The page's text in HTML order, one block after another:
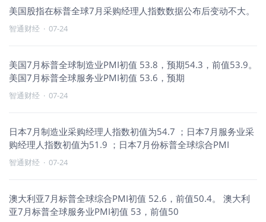
美国股指在标普全球7月采购经理人指数数据公布后变动不大。
智通财经 · 07-24
美国7月标普全球制造业PMI初值 53.8，预期54.3，前值53.9。
美国7月标普全球服务业PMI初值 53.6，预期
智通财经 · 07-24
日本7月制造业采购经理人指数初值为54.7 ；日本7月服务业采
购经理人指数初值为51.9 ；日本7月份标普全球综合PMI
智通财经 · 07-24
澳大利亚7月标普全球综合PMI初值 52.6，前值50.4。 澳大利
亚7月标普全球服务业PMI初值 53，前值50